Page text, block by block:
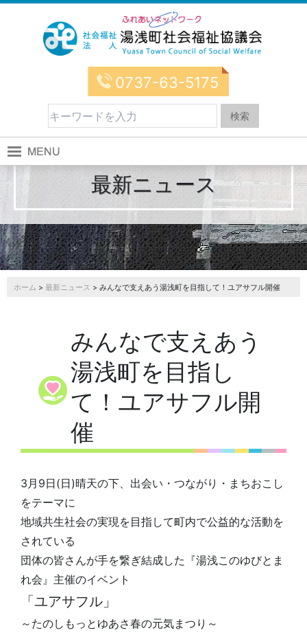
0737-63-5175
最新ニュース
ホーム > 最新ニュース > みんなで支えあう湯浅町を目指して！ユアサフル開催
みんなで支えあう
湯浅町を目指し
て！ユアサフル開
催
3月9日(日)晴天の下、出会い・つながり・まちおこし
をテーマに
地域共生社会の実現を目指して町内で公益的な活動を
されている
団体の皆さんが手を繋ぎ結成した『湯浅このゆびとま
れ会』主催のイベント
「ユアサフル」
～たのしもっとゆあさ春の元気まつり～